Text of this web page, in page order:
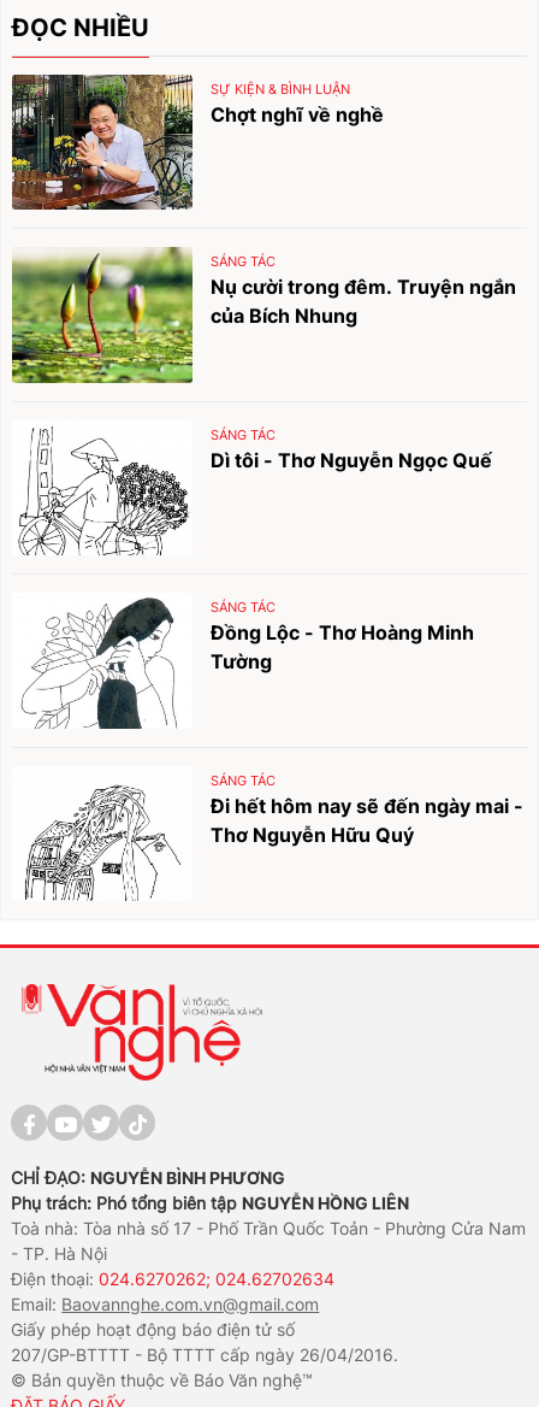
ĐỌC NHIỀU
SỰ KIỆN & BÌNH LUẬN
Chợt nghĩ về nghề
SÁNG TÁC
Nụ cười trong đêm. Truyện ngắn
của Bích Nhung
SÁNG TÁC
Dì tôi - Thơ Nguyễn Ngọc Quế
SÁNG TÁC
Đồng Lộc - Thơ Hoàng Minh
Tường
SÁNG TÁC
Đi hết hôm nay sẽ đến ngày mai -
Thơ Nguyễn Hữu Quý
CHỈ ĐẠO: NGUYỄN BÌNH PHƯƠNG
Phụ trách: Phó tổng biên tập NGUYỄN HỒNG LIÊN
Toà nhà: Tòa nhà số 17 - Phố Trần Quốc Toản - Phường Cửa Nam
- TP. Hà Nội
Điện thoại:024.6270262; 024.62702634
Email: Baovannghe.com.vn@gmail.com
Giấy phép hoạt động báo điện tử số
207/GP-BTTTT - Bộ TTTT cấp ngày 26/04/2016.
© Bản quyền thuộc về Báo Văn nghệ™